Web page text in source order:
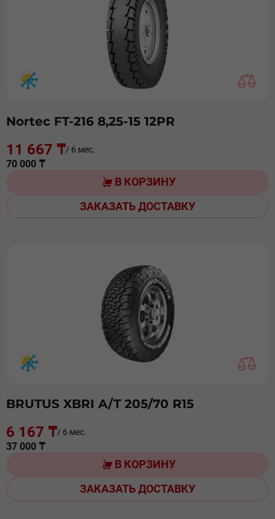
Nortec FT-216 8,25-15 12PR
11 667 ₸/ 6 мес.
70 000 ₸
В КОРЗИНУ
ЗАКАЗАТЬ ДОСТАВКУ
BRUTUS XBRI A/T 205/70 R15
6 167 ₸/ 6 мес.
37 000 ₸
В КОРЗИНУ
ЗАКАЗАТЬ ДОСТАВКУ